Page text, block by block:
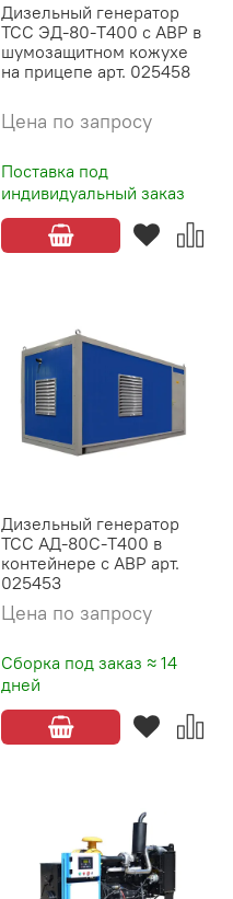
Дизельный генератор
ТСС ЭД-80-Т400 с АВР в
шумозащитном кожухе
на прицепе арт. 025458
Поставка под
индивидуальный заказ
Цена по запросу
Дизельный генератор
ТСС АД-80С-Т400 в
контейнере с АВР арт.
025453
Сборка под заказ ≈ 14
дней
Цена по запросу